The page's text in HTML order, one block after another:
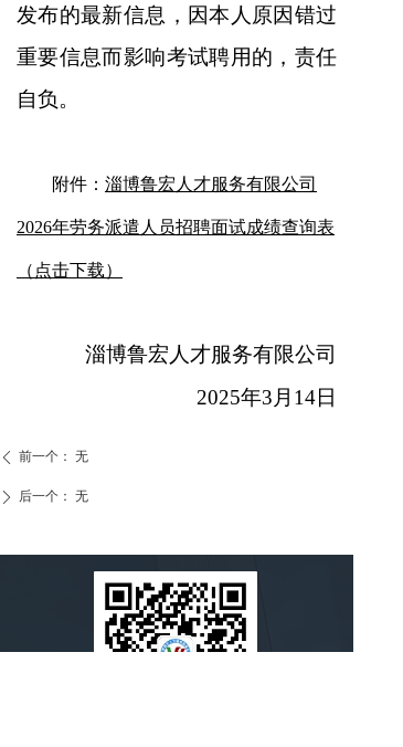
发布的最新信息，因本人原因错过
重要信息而影响考试聘用的，责任
自负。
附件： 淄博鲁宏人才服务有限公司
2026年劳务派遣人员招聘面试成绩查询表
（点击下载）
淄博鲁宏人才服务有限公司
2025年3月14日
ꄲ 后一个： 无
ꄴ 前一个： 无